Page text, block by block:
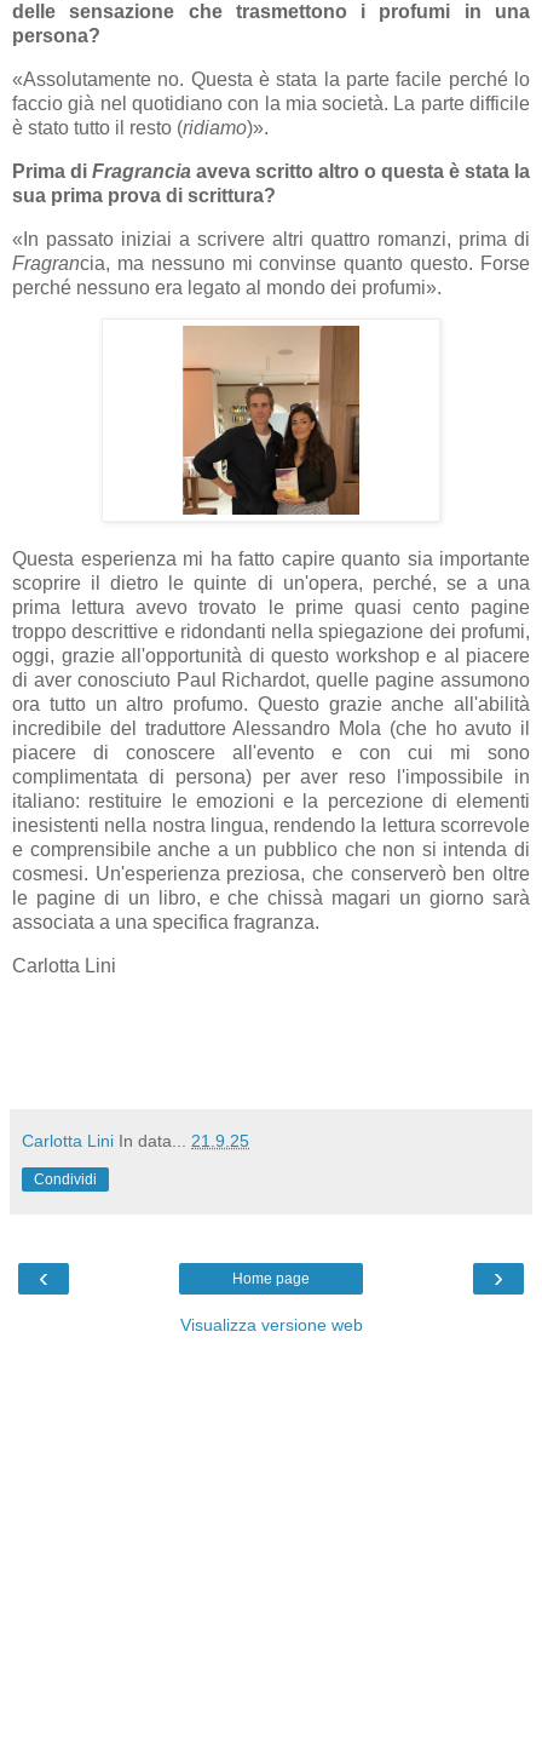
delle sensazione che trasmettono i profumi in una
persona?
«Assolutamente no. Questa è stata la parte facile perché lo
faccio già nel quotidiano con la mia società. La parte difficile
è stato tutto il resto (ridiamo)».
Prima di Fragrancia aveva scritto altro o questa è stata la
sua prima prova di scrittura?
«In passato iniziai a scrivere altri quattro romanzi, prima di
Fragrancia, ma nessuno mi convinse quanto questo. Forse
perché nessuno era legato al mondo dei profumi».
Questa esperienza mi ha fatto capire quanto sia importante
scoprire il dietro le quinte di un'opera, perché, se a una
prima lettura avevo trovato le prime quasi cento pagine
troppo descrittive e ridondanti nella spiegazione dei profumi,
oggi, grazie all'opportunità di questo workshop e al piacere
di aver conosciuto Paul Richardot, quelle pagine assumono
ora tutto un altro profumo. Questo grazie anche all'abilità
incredibile del traduttore Alessandro Mola (che ho avuto il
piacere di conoscere all'evento e con cui mi sono
complimentata di persona) per aver reso l'impossibile in
italiano: restituire le emozioni e la percezione di elementi
inesistenti nella nostra lingua, rendendo la lettura scorrevole
e comprensibile anche a un pubblico che non si intenda di
cosmesi. Un'esperienza preziosa, che conserverò ben oltre
le pagine di un libro, e che chissà magari un giorno sarà
associata a una specifica fragranza.
Carlotta Lini
Carlotta Lini In data... 21.9.25
Condividi
‹ ›
Home page
Visualizza versione web